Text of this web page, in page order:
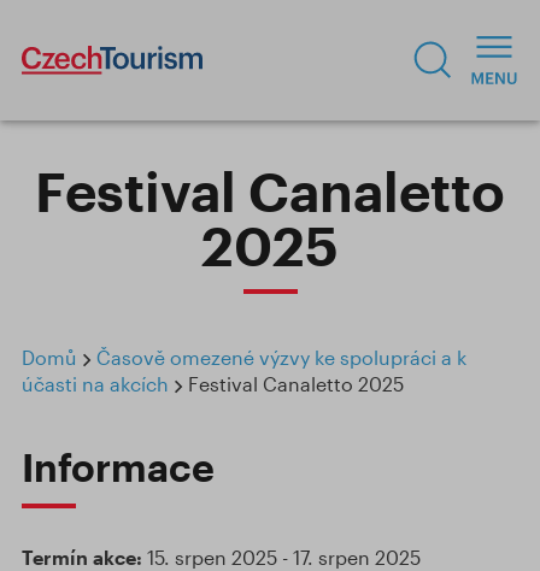
Festival Canaletto
2025
Domů
Časově omezené výzvy ke spolupráci a k
účasti na akcích
Festival Canaletto 2025
Informace
Termín akce: 15. srpen 2025 - 17. srpen 2025